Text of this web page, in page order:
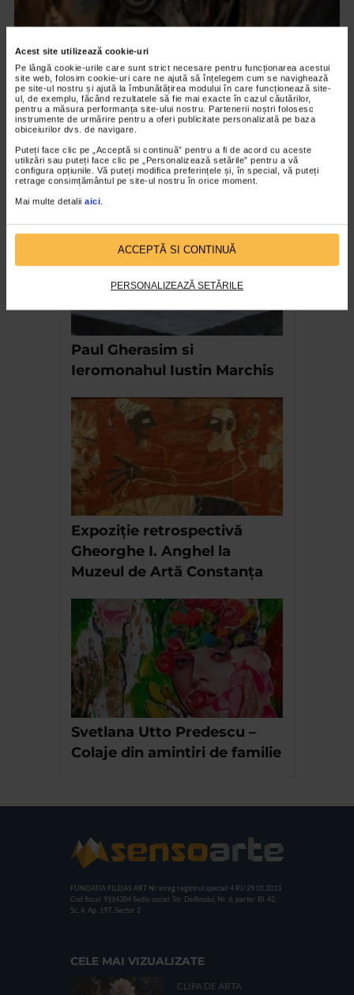
Acest site utilizează cookie-uri
Pe lângă cookie-urile care sunt strict necesare pentru funcționarea acestui
site web, folosim cookie-uri care ne ajută să înțelegem cum se navighează
pe site-ul nostru și ajută la îmbunătățirea modului în care funcționează site-
ul, de exemplu, făcând rezultatele să fie mai exacte în cazul căutărilor,
pentru a măsura performanța site-ului nostru. Partenerii noștri folosesc
instrumente de urmărire pentru a oferi publicitate personalizată pe baza
obiceiurilor dvs. de navigare.
Puteți face clic pe „Acceptă si continuă” pentru a fi de acord cu aceste
utilizări sau puteți face clic pe „Personalizează setările” pentru a vă
configura opțiunile. Vă puteți modifica preferințele și, în special, vă puteți
retrage consimțământul pe site-ul nostru în orice moment.
Mai multe detalii aici
ACCEPTĂ SI CONTINUĂ
PERSONALIZEAZĂ SETĂRILE
CLIPA DE ARTA
ARTS and ARTISTS. Anca Coller – “Cenușa
Memorie”
163 vizualizari
RECOMANDĂRI
Paul Gherasim si
Ieromonahul Iustin Marchis
Expoziție retrospectivă
Gheorghe I. Anghel la
Muzeul de Artă Constanța
Svetlana Utto Predescu –
Colaje din amintiri de familie
FUNDATIA FILDAS ART Nr inreg registrul special: 4 PJ/ 29.01.2013
Cod fiscal: 9164384 Sediu social: Str. Delfinului, Nr. 6, parter Bl. 42,
Sc. 4, Ap. 197, Sector 2
CELE MAI VIZUALIZATE
CLIPA DE ARTA